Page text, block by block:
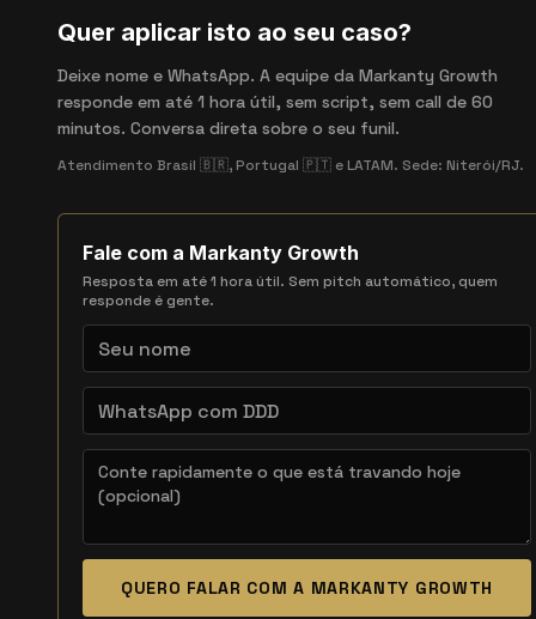
Quer aplicar isto ao seu caso?
Deixe nome e WhatsApp. A equipe da Markanty Growth
responde em até 1 hora útil, sem script, sem call de 60
minutos. Conversa direta sobre o seu funil.
Atendimento Brasil 🇧🇷, Portugal 🇵🇹 e LATAM. Sede: Niterói/RJ.
Fale com a Markanty Growth
Resposta em até 1 hora útil. Sem pitch automático, quem
responde é gente.
QUERO FALAR COM A MARKANTY GROWTH